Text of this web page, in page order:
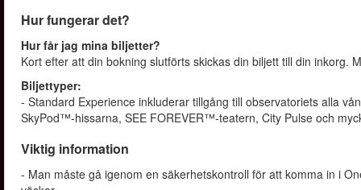
Hur fungerar det?
Hur får jag mina biljetter?
Kort efter att din bokning slutförts skickas din biljett till din inkorg.
Biljettyper:
- Standard Experience inkluderar tillgång till observatoriets alla
SkyPod™-hissarna, SEE FOREVER™-teatern, City Pulse och
Viktig information
- Man måste gå igenom en säkerhetskontroll för att komma in i